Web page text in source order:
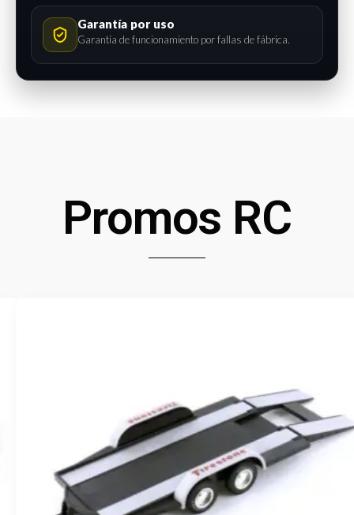
Garantía por uso
Garantía de funcionamiento por fallas de fábrica.
Promos RC